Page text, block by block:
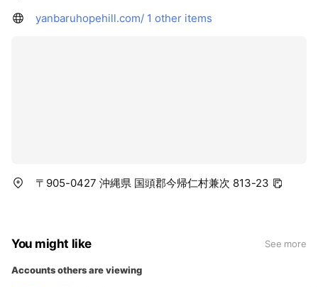
yanbaruhopehill.com/ 1 other items
〒905-0427 沖縄県 国頭郡今帰仁村兼次 813-23
You might like See more
Accounts others are viewing